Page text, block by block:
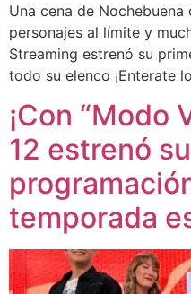
Una cena de
personajes al límite y
Streaming estrenó su
todo su elenco ¡Enterate
¡Con “Modo
12 estrenó
temporada